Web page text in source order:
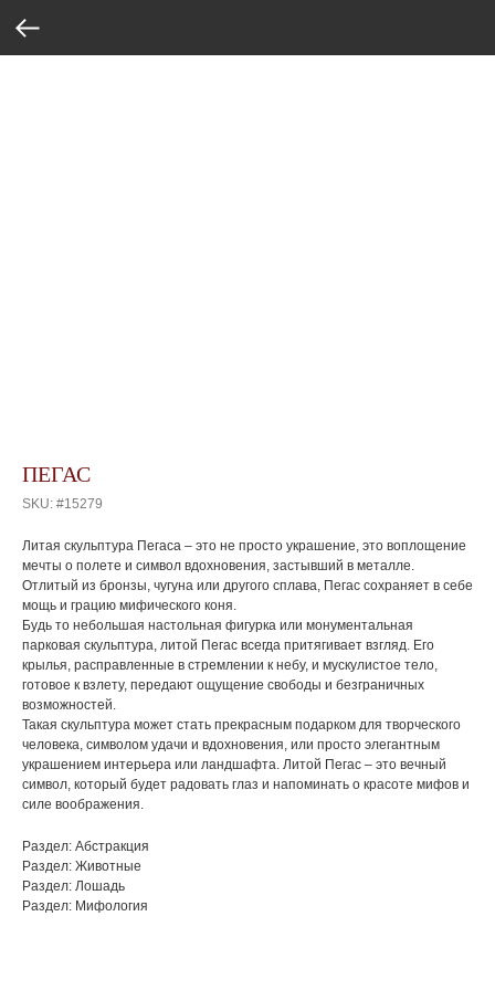
ПЕГАС
SKU: #15279
Литая скульптура Пегаса – это не просто украшение, это воплощение
мечты о полете и символ вдохновения, застывший в металле.
Отлитый из бронзы, чугуна или другого сплава, Пегас сохраняет в себе
мощь и грацию мифического коня.
Будь то небольшая настольная фигурка или монументальная
парковая скульптура, литой Пегас всегда притягивает взгляд. Его
крылья, расправленные в стремлении к небу, и мускулистое тело,
готовое к взлету, передают ощущение свободы и безграничных
возможностей.
Такая скульптура может стать прекрасным подарком для творческого
человека, символом удачи и вдохновения, или просто элегантным
украшением интерьера или ландшафта. Литой Пегас – это вечный
символ, который будет радовать глаз и напоминать о красоте мифов и
силе воображения.
Раздел: Абстракция
Раздел: Животные
Раздел: Лошадь
Раздел: Мифология